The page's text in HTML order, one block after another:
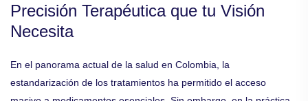
Precisión Terapéutica que tu Visión
Necesita
En el panorama actual de la salud en Colombia, la
estandarización de los tratamientos ha permitido el acceso